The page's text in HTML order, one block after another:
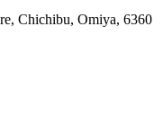
Chichibu, Omiya, 6360